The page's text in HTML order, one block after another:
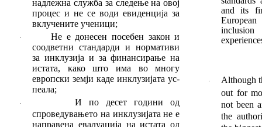
надлежна служба за следење на овој
процес и не се води евиденција за
вклучените ученици;
·
Не е донесен посебен закон и
соодветни стандарди и нормативи
за инклузија и за финансирање на
истата, како што има во многу
европски земји каде инклузијата ус­
пеала;
·
И по десет години од
спроведувањето на инклузијата не е
направена евалуација на истата од
and its
·
Although
out for
not been
the